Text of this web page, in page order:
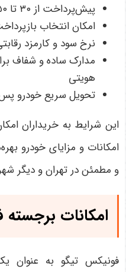
پیش‌پرداخت از ۳۰ تا
امکان انتخاب
نرخ سود و کارمزد
مدارک ساده و شفاف
هویتی
تحویل سریع خودرو پس
این شرایط به خریداران
امکانات و مزایای خودرو
و مطمئن در تهران و دیگر
امکانات
فونیکس تیگو به عنوان